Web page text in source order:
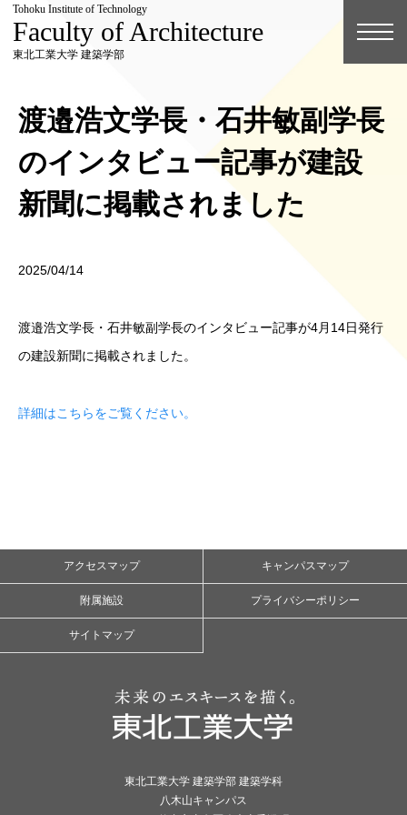
Tohoku Institute of Technology
Faculty of Architecture
東北工業大学 建築学部
渡邉浩文学長・石井敏副学長
のインタビュー記事が建設
新聞に掲載されました
2025/04/14
渡邉浩文学長・石井敏副学長のインタビュー記事が4月14日発行
の建設新聞に掲載されました。
詳細はこちらをご覧ください。
アクセスマップ キャンパスマップ
附属施設 プライバシーポリシー
サイトマップ
東北工業大学 建築学部 建築学科
八木山キャンパス